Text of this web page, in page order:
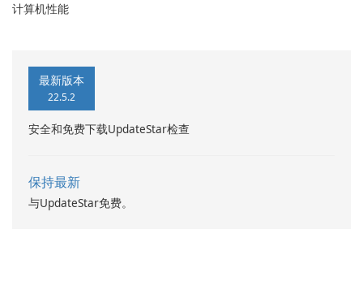
计算机性能
最新版本
22.5.2
安全和免费下载UpdateStar检查
保持最新
与UpdateStar免费。